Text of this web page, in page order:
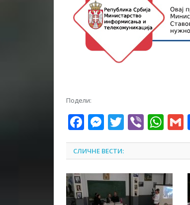
Подели:
Facebook
Messenger
Twitter
Viber
СЛИЧНЕ ВЕСТИ: